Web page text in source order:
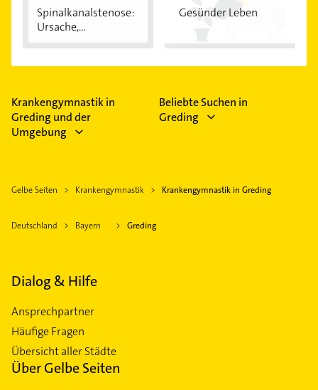
Spinalkanalstenose:
Ursache,
Gesünder Leben
Krankengymnastik in
Greding und der
Umgebung
Beliebte Suchen in
Greding
Gelbe Seiten Krankengymnastik Krankengymnastik in Greding
Deutschland Bayern Greding
Dialog & Hilfe
Ansprechpartner
Häufige Fragen
Übersicht aller Städte
Über Gelbe Seiten